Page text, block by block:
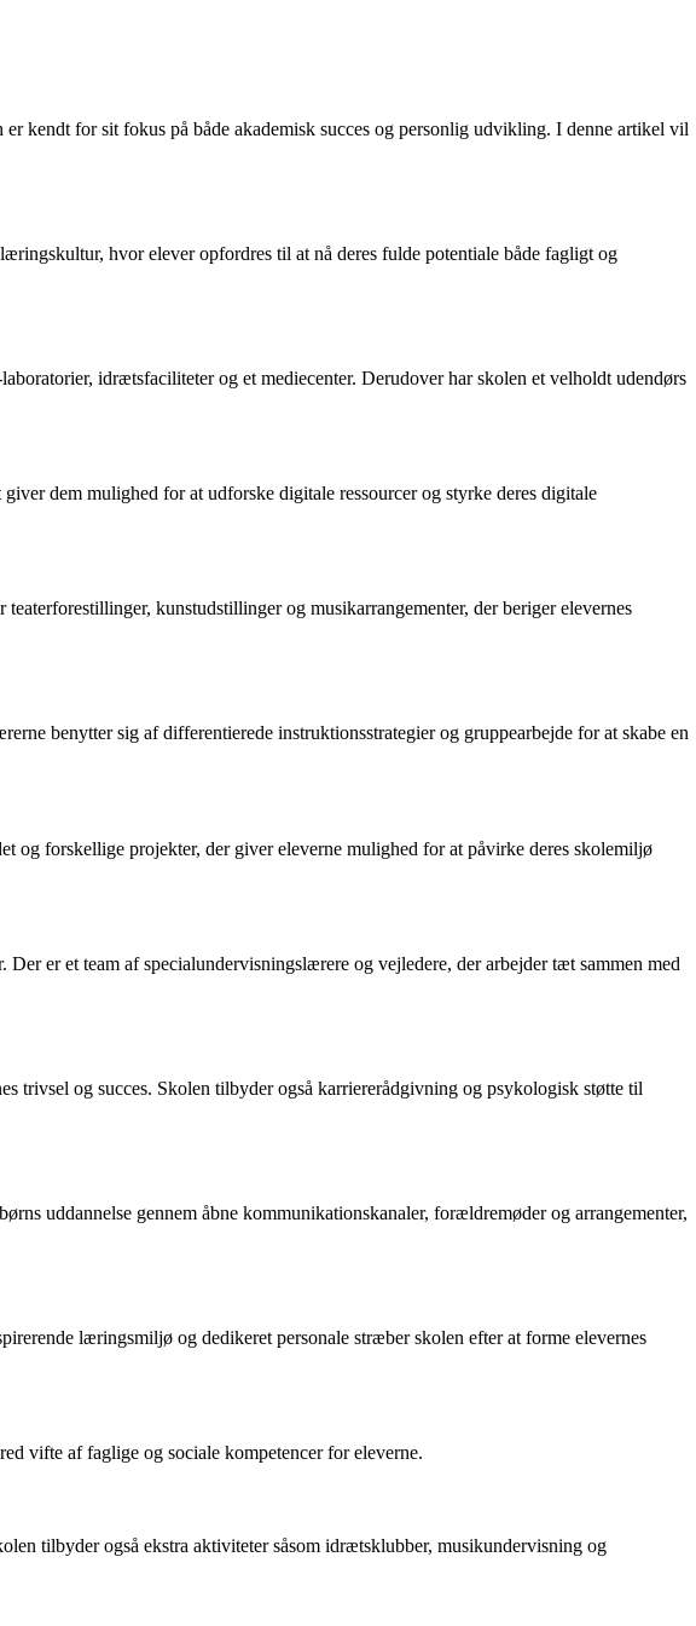
kendt for sit fokus på både akademisk succes og personlig udvikling. I denne artikel vil
hvor elever opfordres til at nå deres fulde potentiale både fagligt og
idrætsfaciliteter og et mediecenter. Derudover har skolen et velholdt udendørs
dem mulighed for at udforske digitale ressourcer og styrke deres digitale
kunstudstillinger og musikarrangementer, der beriger elevernes
benytter sig af differentierede instruktionsstrategier og gruppearbejde for at skabe en
og forskellige projekter, der giver eleverne mulighed for at påvirke deres skolemiljø
er et team af specialundervisningslærere og vejledere, der arbejder tæt sammen med
trivsel og succes. Skolen tilbyder også karriererådgivning og psykologisk støtte til
uddannelse gennem åbne kommunikationskanaler, forældremøder og arrangementer,
læringsmiljø og dedikeret personale stræber skolen efter at forme elevernes
vifte af faglige og sociale kompetencer for eleverne.
tilbyder også ekstra aktiviteter såsom idrætsklubber, musikundervisning og